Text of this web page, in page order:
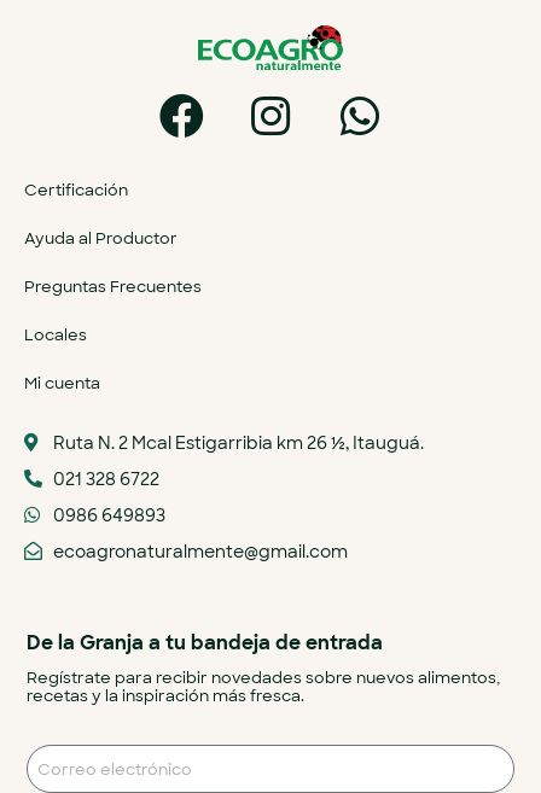
Certificación
Ayuda al Productor
Preguntas Frecuentes
Locales
Mi cuenta
Ruta N. 2 Mcal Estigarribia km 26 ½, Itauguá.
021 328 6722
0986 649893
ecoagronaturalmente@gmail.com
De la Granja a tu bandeja de entrada
Regístrate para recibir novedades sobre nuevos alimentos,
recetas y la inspiración más fresca.